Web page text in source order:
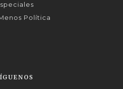
Política